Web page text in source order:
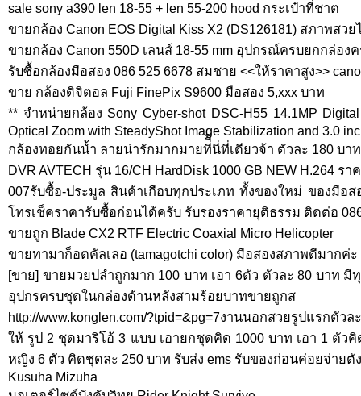
sale sony a390 len 18-55 + len 55-200 hood กระเป๋าที่ชาต
ขายกล้อง Canon EOS Digital Kiss X2 (DS126181) สภาพสว
ขายกล้อง Canon 550D เลนส์ 18-55 mm อุปกรณ์ครบยกกล่อง
รับซื้อกล้องมือสอง 086 525 6678 สมชาย <<ให้ราคาสูง>>
ขาย กล้องดิจิตอล Fuji FinePix S9600 มือสอง 5,xxx บาท
** จำหน่ายกล้อง Sony Cyber-shot DSC-H55 14.1MP
Optical Zoom with SteadyShot Image Stabilization and 3.0
กล้องทอยกันน้ำ ลายน่ารักมากมายที่ีีนี่ที่เดียวจ้า ตัวละ 180 บา
DVR AVTECH รุ่น 16/CH HardDisk 1000 GB NEW H.264 รา
007รับซื้อ-ประมูล สินค้าเกือบทุกประเภท ทั้งของใหม่ ของมือ
โทรเช็คราคารับซื้อก่อนได้ครับ รับรองราคายุติธรรม ติดต่อ
ขายถูก Blade CX2 RTF Electric Coaxial Micro Helicopter
ขายทามาก็อตคัลเลอ (tamagotchi color) มือสองสภาพดีมากค่ะ
[ขาย] ขายมวยปลำถูกมาก 100 บาท เอา 6ตัว ตัวละ 80 บาท
อุปกรครบชุดในกล่องด้านหลังสามร้อยบาทขายถูกส
http://www.konglen.com/?tpid=&pg=7งานนอกสวยรูปแรกตั
ให้ รูป 2 ชุดมาริโอ้ 3 แบบ เอายกชุดคิด 1000 บาท เอา 1 ตัว
หญิง 6 ตัว คิดชุดละ 250 บาท รับส่ง ems รับของก่อนค่อยจ่ายตั
Kusuha Mizuha